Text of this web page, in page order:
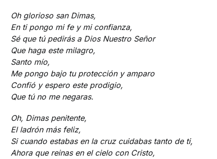
Oh glorioso san Dimas,
En ti pongo mi fe y mi confianza,
Sé que tú pedirás a Dios Nuestro Señor
Que haga este milagro,
Santo mío,
Me pongo bajo tu protección y amparo
Confió y espero este prodigio,
Que tú no me negaras.
Oh, Dimas penitente,
El ladrón más feliz,
Si cuando estabas en la cruz cuidabas tanto de ti,
Ahora que reinas en el cielo con Cristo,